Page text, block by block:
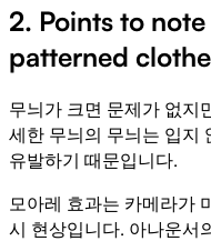
2. Points to
patterned
무늬가 크면 문제가 없지
세한 무늬의 무늬는 입지
유발하기 때문입니다.
모아레 효과는 카메라가
시 현상입니다. 아나운서